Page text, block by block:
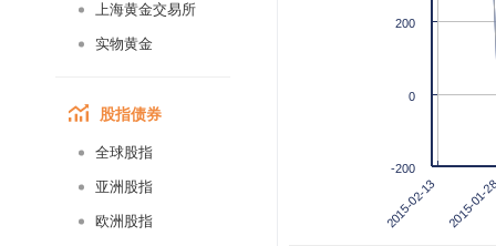
上海黄金交易所
实物黄金
股指债券
全球股指
亚洲股指
欧洲股指 2015-02-13 2015-
0
200
-200